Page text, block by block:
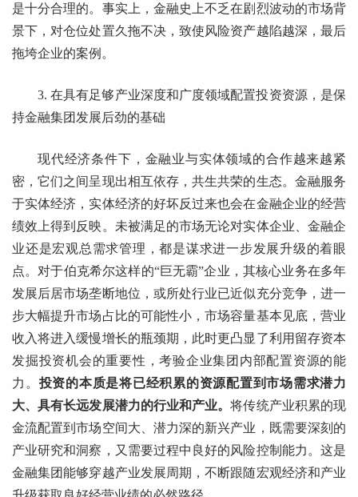
是十分合理的。事实上，金融史上不乏在剧烈波动的市场背
景下，对仓位处置久拖不决，致使风险资产越陷越深，最后
拖垮企业的案例。
3. 在具有足够产业深度和广度领域配置投资资源，是保
持金融集团发展后劲的基础
现代经济条件下，金融业与实体领域的合作越来越紧
密，它们之间呈现出相互依存，共生共荣的生态。金融服务
于实体经济，实体经济的好坏反过来也会在金融企业的经营
绩效上得到反映。未被满足的市场无论对实体企业、金融企
业还是宏观总需求管理，都是谋求进一步发展升级的着眼
点。对于伯克希尔这样的“巨无霸”企业，其核心业务在多年
发展后居市场垄断地位，或所处行业已近似充分竞争，进一
步大幅提升市场占比的可能性小，市场容量基本见底，营业
收入将进入缓慢增长的瓶颈期，此时更凸显了利用留存资本
发掘投资机会的重要性，考验企业集团内部配置资源的能
力。 投资的本质是将已经积累的资源配置到市场需求潜力
大、具有长远发展潜力的行业和产业。将传统产业积累的现
金流配置到市场空间大、潜力深的新兴产业，既需要深刻的
产业研究和洞察，又需要过程中良好的风险控制能力。这是
金融集团能够穿越产业发展周期，不断跟随宏观经济和产业